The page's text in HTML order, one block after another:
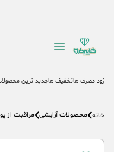
زود مصرف هاتخفیف هاجدید ترین
خانه محصولات آرایشی مراقبت از